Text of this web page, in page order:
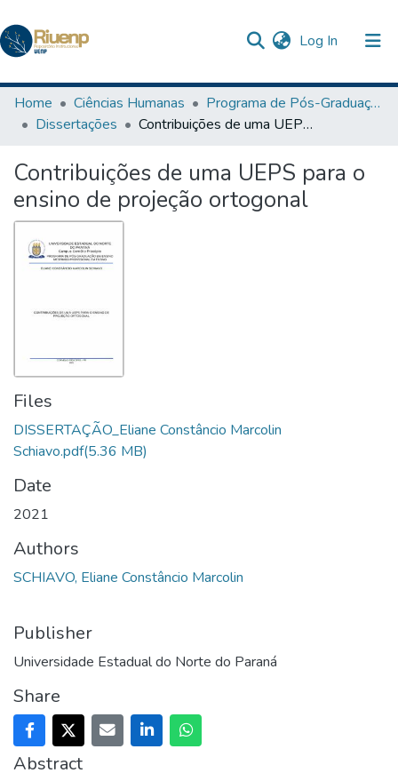
Log In (current)
Communities & Collections
Browse DSpace
Statistics
Home Ciências Humanas
Programa de Pós-Graduação em Ensino
Dissertações
Contribuições de uma UEPS para o ensino de projeção ortogonal
Contribuições de uma UEPS para o
ensino de projeção ortogonal
Files
DISSERTAÇÃO_Eliane Constâncio Marcolin
Schiavo.pdf(5.36 MB)
Date
2021
Authors
SCHIAVO, Eliane Constâncio Marcolin
Publisher
Universidade Estadual do Norte do Paraná
Share
Abstract